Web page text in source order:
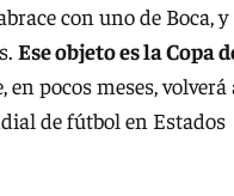
con uno de Boca, y
Ese objeto es la Copa
pocos meses, volverá
de fútbol en Estados